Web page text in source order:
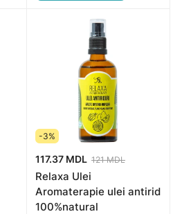
-3%
117.37 MDL 121 MDL
Relaxa Ulei
Aromaterapie ulei antirid
100%natural